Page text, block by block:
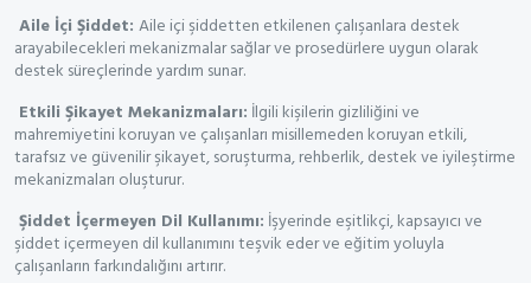
Aile İçi Şiddet: Aile içi şiddetten etkilenen çalışanlara destek
arayabilecekleri mekanizmalar sağlar ve prosedürlere uygun olarak
destek süreçlerinde yardım sunar.
Etkili Şikayet Mekanizmaları: İlgili kişilerin gizliliğini ve
mahremiyetini koruyan ve çalışanları misillemeden koruyan etkili,
tarafsız ve güvenilir şikayet, soruşturma, rehberlik, destek ve iyileştirme
mekanizmaları oluşturur.
Şiddet İçermeyen Dil Kullanımı: İşyerinde eşitlikçi, kapsayıcı ve
şiddet içermeyen dil kullanımını teşvik eder ve eğitim yoluyla
çalışanların farkındalığını artırır.